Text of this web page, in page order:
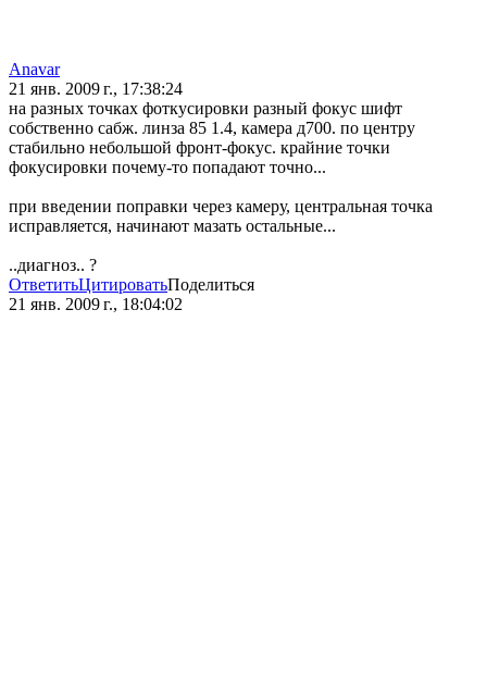
Anavar
21 янв. 2009 г., 17:38:24
на разных точках фоткусировки разный фокус шифт
собственно сабж. линза 85 1.4, камера д700. по центру
стабильно небольшой фронт-фокус. крайние точки
фокусировки почему-то попадают точно...
при введении поправки через камеру, центральная точка
исправляется, начинают мазать остальные...
..диагноз.. ?
ОтветитьЦитироватьПоделиться
21 янв. 2009 г., 18:04:02